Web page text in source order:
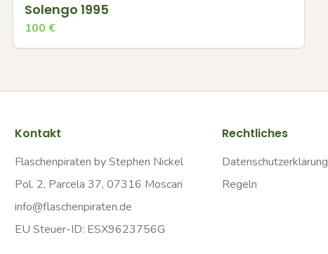
Solengo 1995
100 €
Kontakt
Flaschenpiraten by Stephen Nickel
Pol. 2, Parcela 37, 07316 Moscari
info@flaschenpiraten.de
EU Steuer-ID: ESX9623756G
Rechtliches
Datenschutzerklärung
Regeln